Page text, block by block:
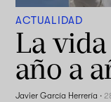
ACTUALIDAD
La
año a
Javier García Herrería ·